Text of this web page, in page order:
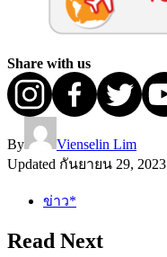
Share with us
By
Vienselin Lim
Updated กันยายน 29, 2023
ข่าว*
Read Next